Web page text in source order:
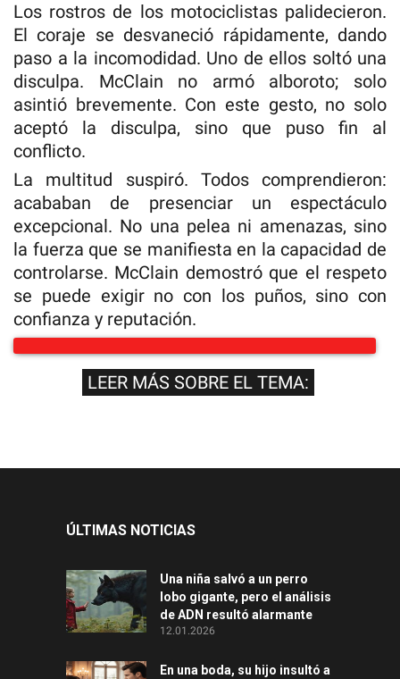
Los rostros de los motociclistas palidecieron.
El coraje se desvaneció rápidamente, dando
paso a la incomodidad. Uno de ellos soltó una
disculpa. McClain no armó alboroto; solo
asintió brevemente. Con este gesto, no solo
aceptó la disculpa, sino que puso fin al
conflicto.
La multitud suspiró. Todos comprendieron:
acababan de presenciar un espectáculo
excepcional. No una pelea ni amenazas, sino
la fuerza que se manifiesta en la capacidad de
controlarse. McClain demostró que el respeto
se puede exigir no con los puños, sino con
confianza y reputación.
LEER MÁS SOBRE EL TEMA:
ÚLTIMAS NOTICIAS
Una niña salvó a un perro
lobo gigante, pero el análisis
de ADN resultó alarmante
12.01.2026
En una boda, su hijo insultó a